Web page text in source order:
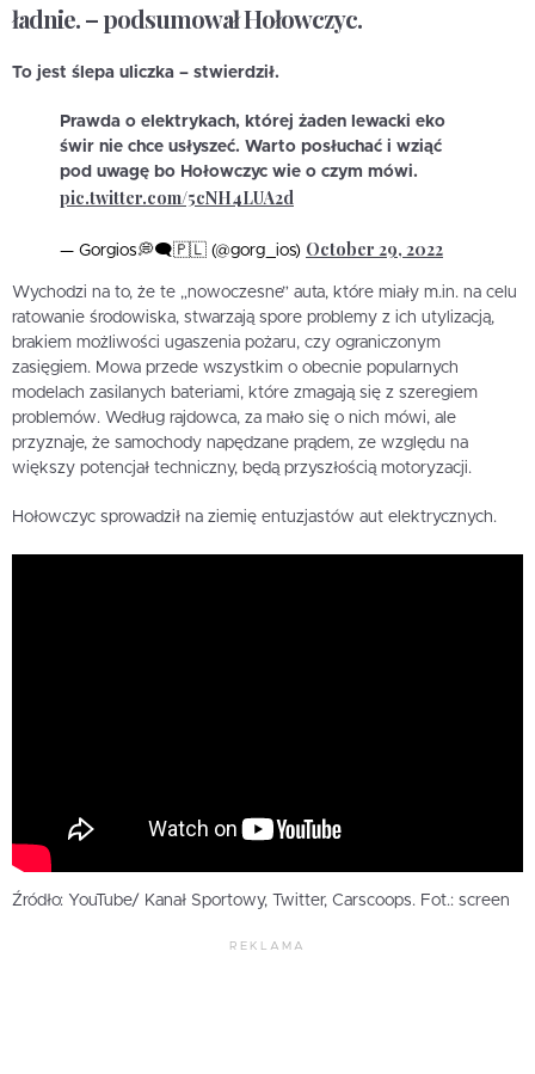
ładnie. – podsumował Hołowczyc.
To jest ślepa uliczka – stwierdził.
Prawda o elektrykach, której żaden lewacki eko
świr nie chce usłyszeć. Warto posłuchać i wziąć
pod uwagę bo Hołowczyc wie o czym mówi.
pic.twitter.com/5cNH4LUA2d
— Gorgios💭🗨🇵🇱 (@gorg_ios) October 29, 2022
Wychodzi na to, że te „nowoczesne” auta, które miały m.in. na celu
ratowanie środowiska, stwarzają spore problemy z ich utylizacją,
brakiem możliwości ugaszenia pożaru, czy ograniczonym
zasięgiem. Mowa przede wszystkim o obecnie popularnych
modelach zasilanych bateriami, które zmagają się z szeregiem
problemów. Według rajdowca, za mało się o nich mówi, ale
przyznaje, że samochody napędzane prądem, ze względu na
większy potencjał techniczny, będą przyszłością motoryzacji.
Hołowczyc sprowadził na ziemię entuzjastów aut elektrycznych.
Źródło: YouTube/ Kanał Sportowy, Twitter, Carscoops. Fot.: screen
REKLAMA